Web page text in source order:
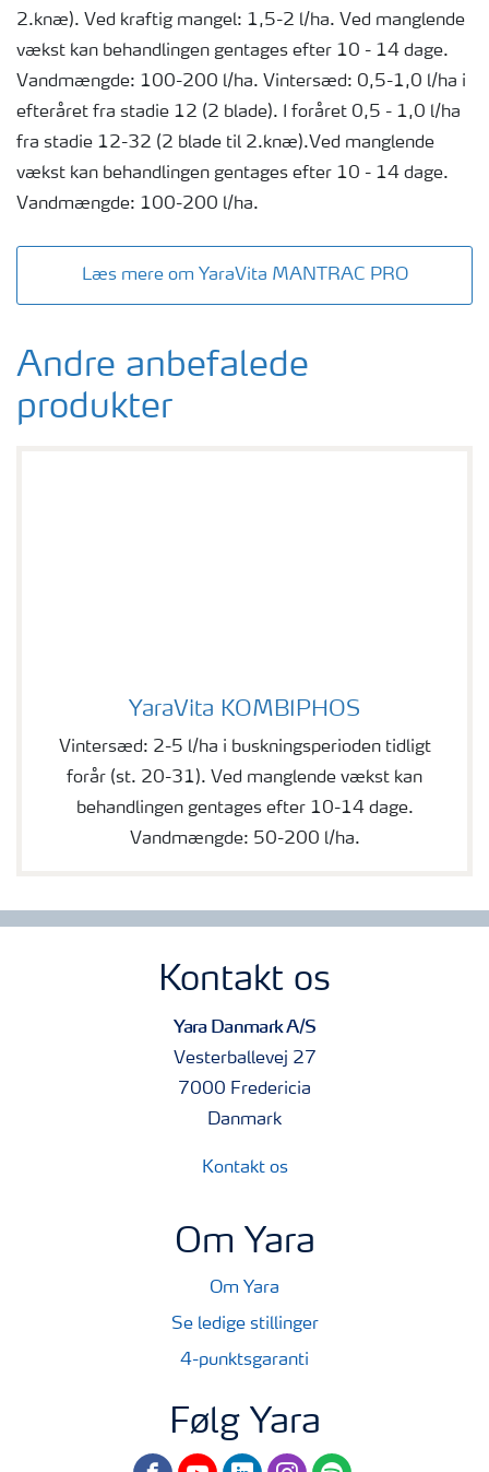
2.knæ). Ved kraftig mangel: 1,5-2 l/ha. Ved manglende
vækst kan behandlingen gentages efter 10 - 14 dage.
Vandmængde: 100-200 l/ha. Vintersæd: 0,5-1,0 l/ha i
efteråret fra stadie 12 (2 blade). I foråret 0,5 - 1,0 l/ha
fra stadie 12-32 (2 blade til 2.knæ).Ved manglende
vækst kan behandlingen gentages efter 10 - 14 dage.
Vandmængde: 100-200 l/ha.
Læs mere om YaraVita MANTRAC PRO
Andre anbefalede
produkter
YaraVita KOMBIPHOS
Vintersæd: 2-5 l/ha i buskningsperioden tidligt
forår (st. 20-31). Ved manglende vækst kan
behandlingen gentages efter 10-14 dage.
Vandmængde: 50-200 l/ha.
Kontakt os
Yara Danmark A/S
Vesterballevej 27
7000 Fredericia
Danmark
Kontakt os
Om Yara
Om Yara
Se ledige stillinger
4-punktsgaranti
Følg Yara
facebookyoutubelinkedininstagram
spotify